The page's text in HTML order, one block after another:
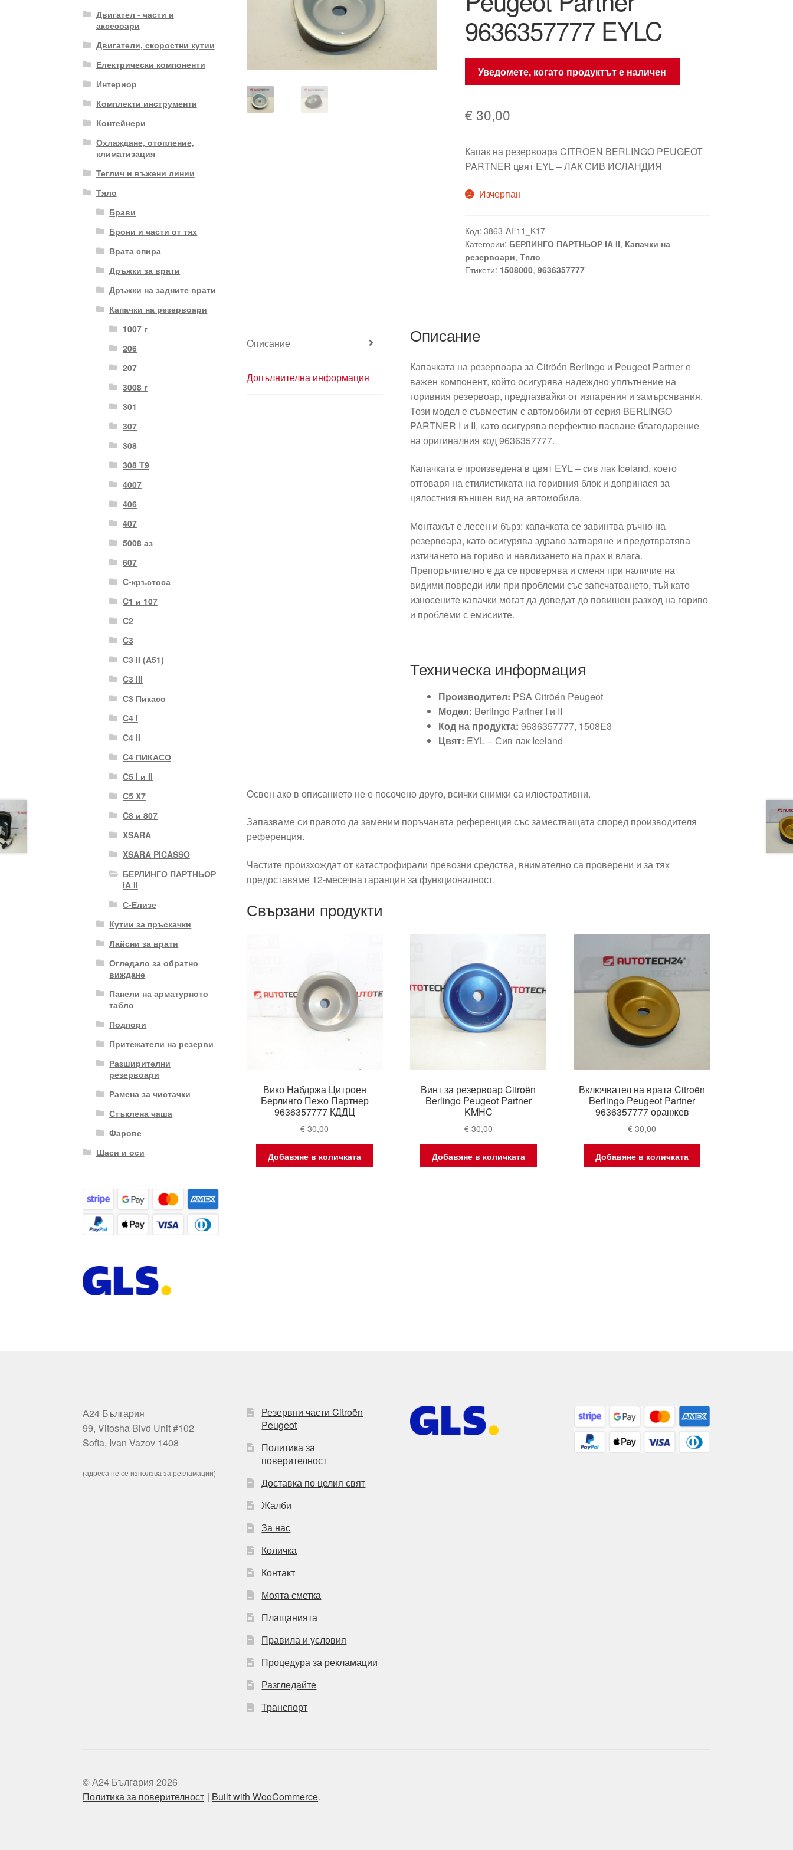
9636357777 EYLC
Уведомете, когато продуктът е наличен
€ 30,00
Капак на резервоара CITROEN BERLINGO PEUGEOT
PARTNER цвят EYL – ЛАК СИВ ИСЛАНДИЯ
Изчерпан
Код: 3863-AF11_K17
Категории: БЕРЛИНГО ПАРТНЬОР IA II, Капачки на
резервоари, Тяло
Етикети: 1508000, 9636357777
Описание
Допълнителна информация
Описание
Капачката на резервоара за Citröén Berlingo и Peugeot Partner е
важен компонент, който осигурява надеждно уплътнение на
горивния резервоар, предпазвайки от изпарения и замърсявания.
Този модел е съвместим с автомобили от серия BERLINGO
PARTNER I и II, като осигурява перфектно пасване благодарение
на оригиналния код 9636357777.
Капачката е произведена в цвят EYL – сив лак Iceland, което
отговаря на стилистиката на горивния блок и допринася за
цялостния външен вид на автомобила.
Монтажът е лесен и бърз: капачката се завинтва ръчно на
резервоара, като осигурява здраво затваряне и предотвратява
изтичането на гориво и навлизането на прах и влага.
Препоръчително е да се проверява и сменя при наличие на
видими повреди или при проблеми със запечатването, тъй като
износените капачки могат да доведат до повишен разход на гориво
и проблеми с емисиите.
Техническа информация
Производител: PSA Citröén Peugeot
Модел: Berlingo Partner I и II
Код на продукта: 9636357777, 1508E3
Цвят: EYL – Сив лак Iceland
Освен ако в описанието не е посочено друго, всички снимки са илюстративни.
Запазваме си правото да заменим поръчаната референция със заместващата според производителя
референция.
Частите произхождат от катастрофирали превозни средства, внимателно са проверени и за тях
предоставяме 12-месечна гаранция за функционалност.
Свързани продукти
Вико Набдржа Цитроен
Берлинго Пежо Партнер
9636357777 КДДЦ
€ 30,00
Добавяне в количката
Винт за резервоар Citroën
Berlingo Peugeot Partner
KMHC
€30,00
Добавяне в количката
Включвател на врата Citroën
Berlingo Peugeot Partner
9636357777 оранжев
€ 30,00
Добавяне в количката
Двигател - части и
аксесоари
Двигатели, скоростни кутии
Електрически компоненти
Интериор
Комплекти инструменти
Контейнери
Охлаждане, отопление,
климатизация
Теглич и въжени линии
Тяло
Брави
Брони и части от тях
Врата спира
Дръжки за врати
Дръжки на задните врати
Капачки на резервоари
1007 г
206
207
3008 г
301
307
308
308 T9
4007
406
407
5008 аз
607
C-кръстоса
C1 и 107
C2
C3
C3 II (A51)
C3 III
C3 Пикасо
C4 I
C4 II
C4 ПИКАСО
C5 I и II
C5 X7
C8 и 807
XSARA
XSARA PICASSO
БЕРЛИНГО ПАРТНЬОР
IA II
С-Елизе
Кутии за пръскачки
Лайсни за врати
Огледало за обратно
виждане
Панели на арматурното
табло
Подпори
Притежатели на резерви
Разширителни
резервоари
Рамена за чистачки
Стъклена чаша
Фарове
Шаси и оси
А24 България
99, Vitosha Blvd Unit #102
Sofia, Ivan Vazov 1408
(адреса не се използва за рекламации)
Резервни части Citroën
Peugeot
Политика за
поверителност
Доставка по целия свят
Жалби
За нас
Количка
Контакт
Моята сметка
Плащанията
Правила и условия
Процедура за рекламации
Разгледайте
Транспорт
© А24 България 2026
Политика за поверителност
Built with WooCommerce.